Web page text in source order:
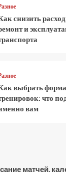
снизить
и
выбрать
что
вам
матчей,